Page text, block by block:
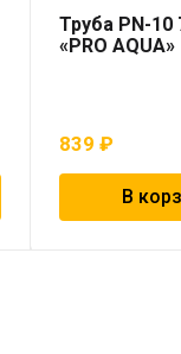
Труба PN-10
«PRO AQUA»
839₽
В